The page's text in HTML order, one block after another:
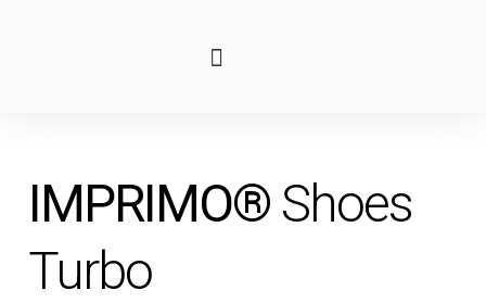
IMPRIMO® Shoes
Turbo